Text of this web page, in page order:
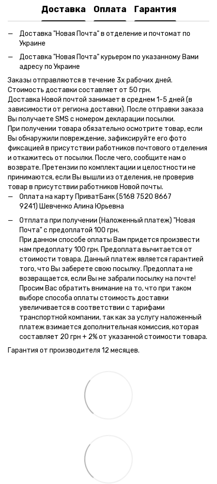
Доставка Оплата Гарантия
Доставка "Новая Почта" в отделение и почтомат по
Украине
Доставка "Новая Почта" курьером по указанному Вами
адресу по Украине
Заказы отправляются в течение 3х рабочих дней.
Стоимость доставки составляет от 50 грн.
Доставка Новой почтой занимает в среднем 1-5 дней (в
зависимости от региона доставки). После отправки заказа
Вы получаете SMS с номером декларации посылки.
При получении товара обязательно осмотрите товар, если
Вы обнаружили повреждение, зафиксируйте его фото
фиксацией в присутствии работников почтового отделения
и откажитесь от посылки. После чего, сообщите нам о
возврате. Претензии по комплектации и целостности не
принимаются, если Вы вышли из отделения, не проверив
товар в присутствии работников Новой почты.
Оплата на карту ПриватБанк (5168 7520 8667
9241) Шевченко Алина Юрьевна
Отплата при получении (Наложенный платеж) "Новая
Почта" с предоплатой 100 грн.
При данном способе оплаты Вам придется произвести
нам предоплату 100 грн. Предоплата вычитается от
стоимости товара. Данный платеж является гарантией
того, что Вы заберете свою посылку. Предоплата не
возвращается, если Вы не забрали посылку на почте!
Просим Вас обратить внимание на то, что при таком
выборе способа оплаты стоимость доставки
увеличивается в соответствии с тарифами
транспортной компании, так как за услугу наложенный
платеж взимается дополнительная комиссия, которая
составляет 20 грн + 2% от указанной стоимости товара.
Гарантия от производителя 12 месяцев.